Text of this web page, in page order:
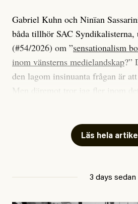
Gabriel Kuhn och Ninïan
båda tillhör SAC Syndikalisterna,
(#54/2026) om ”sensationalism
inom vänsterns medielandskap?”
den lagom insinuanta frågan är
Men däremot tror jag fler inom
journalistik som vänder sig till
jaga inbördes beundran. Det har
McGowan riktar sin kritik mot.
Läs hela
3 days sedan